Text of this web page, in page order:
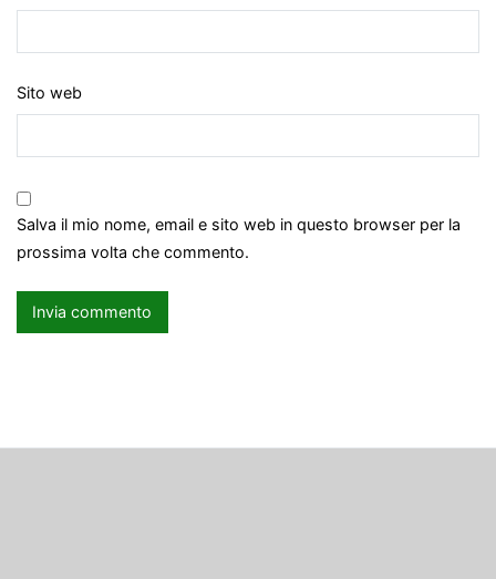
Sito web
Salva il mio nome, email e sito web in questo browser per la
prossima volta che commento.